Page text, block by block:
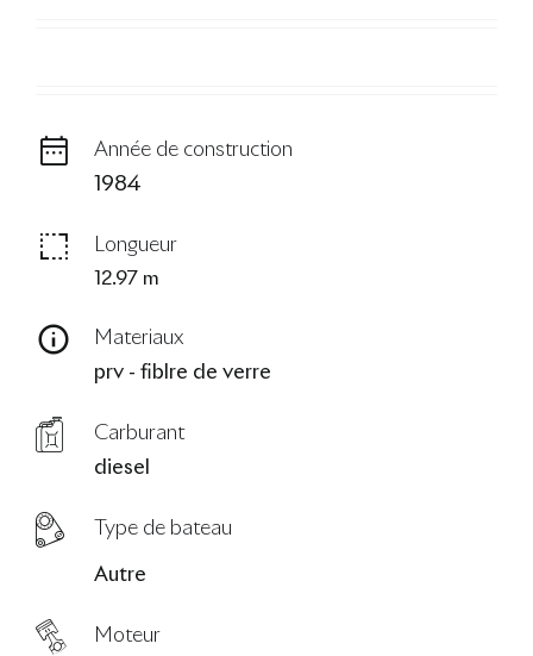
Année de construction
1984
Longueur
12.97 m
Materiaux
prv - fiblre de verre
Carburant
diesel
Type de bateau
Autre
Moteur